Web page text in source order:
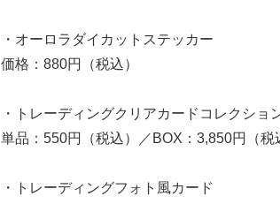
・オーロラダイカットステッカー
価格：880円（税込）
・トレーディングクリアカードコレクショ
単品：550円（税込）／BOX：3,850円（税
・トレーディングフォト風カード